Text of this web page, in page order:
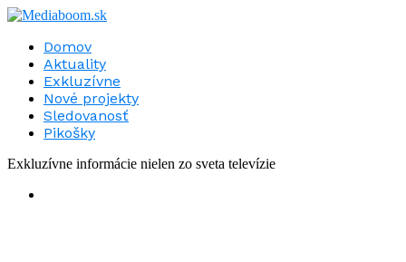
Domov
Aktuality
Exkluzívne
Nové projekty
Sledovanosť
Pikošky
Exkluzívne informácie nielen zo sveta televízie